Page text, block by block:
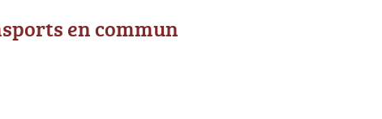
en commun